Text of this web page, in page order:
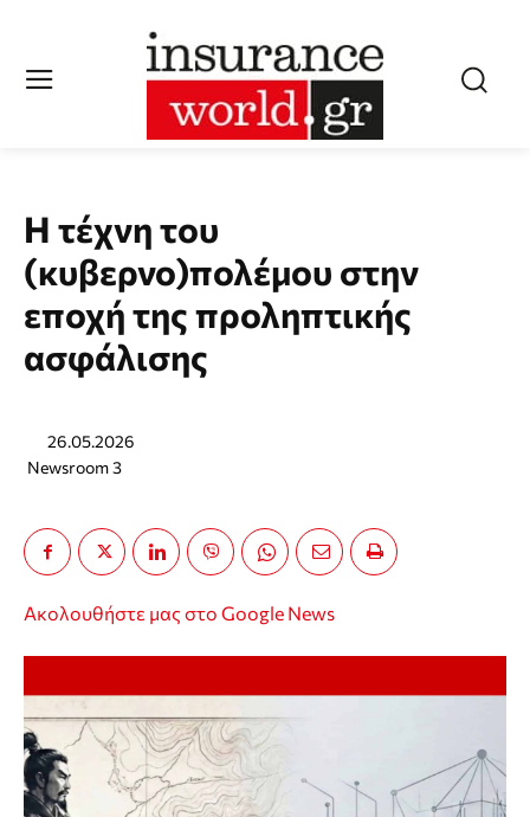
Η τέχνη του
(κυβερνο)πολέμου στην
εποχή της προληπτικής
ασφάλισης
26.05.2026
Newsroom 3
Ακολουθήστε μας στο Google News